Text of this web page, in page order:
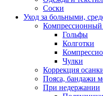
Соски
Уход за больными,
Компрессионный
Гольфы
Колготки
Чулки
Коррекция
Пояса, бандажи
При недержании